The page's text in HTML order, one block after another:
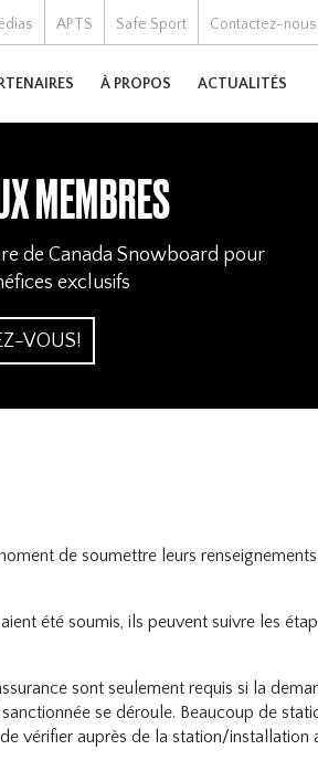
APTS Safe Sport Contactez-nous
À PROPOS ACTUALITÉS
MEMBRES
de Canada Snowboard pour
exclusifs
VOUS!
de soumettre leurs
été soumis, ils peuvent suivre les
sont seulement requis si la
se déroule. Beaucoup de
vérifier auprès de la station/installation